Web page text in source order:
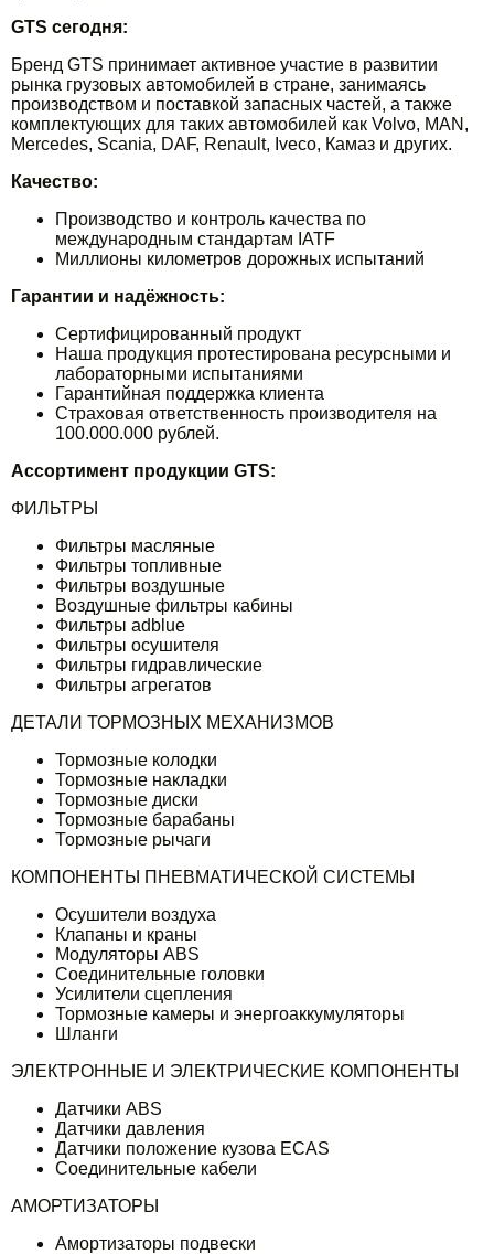
GTS сегодня:
Бренд GTS принимает активное участие в развитии
рынка грузовых автомобилей в стране, занимаясь
производством и поставкой запасных частей, а также
комплектующих для таких автомобилей как Volvo, MAN,
Mercedes, Scania, DAF, Renault, Iveсo, Камаз и других.
Качество:
Производство и контроль качества по
международным стандартам IATF
Миллионы километров дорожных испытаний
Гарантии и надёжность:
Сертифицированный продукт
Наша продукция протестирована ресурсными и
лабораторными испытаниями
Гарантийная поддержка клиента
Страховая ответственность производителя на
100.000.000 рублей.
Ассортимент продукции GTS:
ФИЛЬТРЫ
Фильтры масляные
Фильтры топливные
Фильтры воздушные
Воздушные фильтры кабины
Фильтры adblue
Фильтры осушителя
Фильтры гидравлические
Фильтры агрегатов
ДЕТАЛИ ТОРМОЗНЫХ МЕХАНИЗМОВ
Тормозные колодки
Тормозные накладки
Тормозные диски
Тормозные барабаны
Тормозные рычаги
КОМПОНЕНТЫ ПНЕВМАТИЧЕСКОЙ СИСТЕМЫ
Осушители воздуха
Клапаны и краны
Модуляторы ABS
Соединительные головки
Усилители сцепления
Тормозные камеры и энергоаккумуляторы
Шланги
ЭЛЕКТРОННЫЕ И ЭЛЕКТРИЧЕСКИЕ КОМПОНЕНТЫ
Датчики ABS
Датчики давления
Датчики положение кузова ECAS
Соединительные кабели
АМОРТИЗАТОРЫ
Амортизаторы подвески